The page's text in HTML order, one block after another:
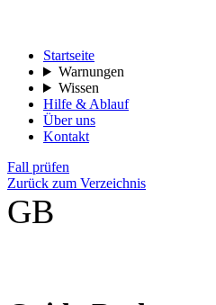
Startseite
Warnungen
Wissen
Hilfe & Ablauf
Über uns
Kontakt
Fall prüfen
Zurück zum Verzeichnis
GB